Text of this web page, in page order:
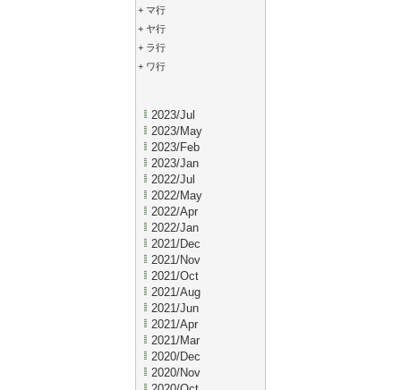
+ マ行
+ ヤ行
+ ラ行
+ ワ行
2023/Jul
2023/May
2023/Feb
2023/Jan
2022/Jul
2022/May
2022/Apr
2022/Jan
2021/Dec
2021/Nov
2021/Oct
2021/Aug
2021/Jun
2021/Apr
2021/Mar
2020/Dec
2020/Nov